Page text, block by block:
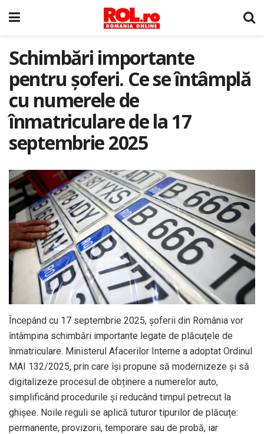
Schimbări importante
pentru șoferi. Ce se întâmplă
cu numerele de
înmatriculare de la 17
septembrie 2025
Începând cu 17 septembrie 2025, șoferii din România vor
întâmpina schimbări importante legate de plăcuțele de
înmatriculare. Ministerul Afacerilor Interne a adoptat Ordinul
MAI 132/2025, prin care își propune să modernizeze și să
digitalizeze procesul de obținere a numerelor auto,
simplificând procedurile și reducând timpul petrecut la
ghișee. Noile reguli se aplică tuturor tipurilor de plăcuțe:
permanente, provizorii, temporare sau de probă, iar